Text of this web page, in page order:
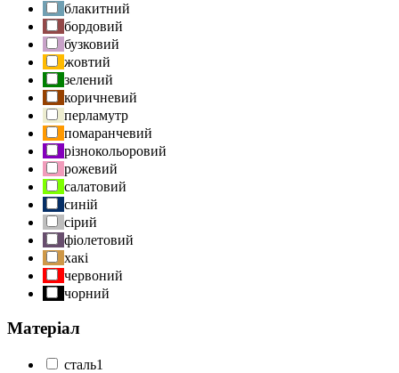
блакитний
бордовий
бузковий
жовтий
зелений
коричневий
перламутр
помаранчевий
різнокольоровий
рожевий
салатовий
синій
сірий
фіолетовий
хакі
червоний
чорний
Матеріал
cталь1